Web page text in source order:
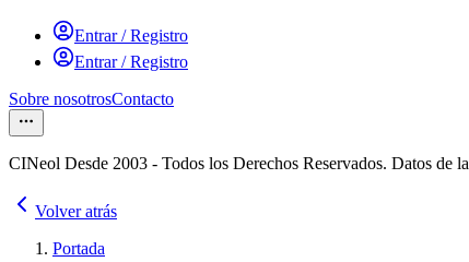
Entrar / Registro
Entrar / Registro
Sobre nosotrosContacto
CINeol Desde 2003 - Todos los Derechos Reservados. Datos de
Volver atrás
Portada